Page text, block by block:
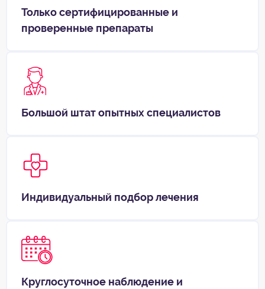
Только сертифицированные и
проверенные препараты
Большой штат опытных специалистов
Индивидуальный подбор лечения
Круглосуточное наблюдение и